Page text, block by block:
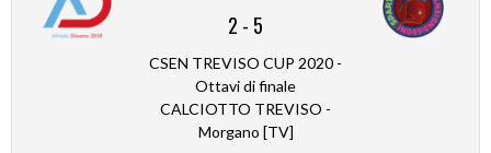
2 - 5
CSEN TREVISO CUP 2020 -
Ottavi di finale
CALCIOTTO TREVISO -
Morgano [TV]